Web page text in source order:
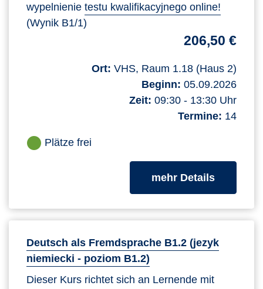
wypelnienie testu kwalifikacyjnego online!
(Wynik B1/1)
206,50 €
Ort: VHS, Raum 1.18 (Haus 2)
Beginn: 05.09.2026
Zeit: 09:30 - 13:30 Uhr
Termine: 14
Plätze frei
mehr Detailszum
Deutsch als Fremdsprache B1.2 (jezyk
niemiecki - poziom B1.2)
Dieser Kurs richtet sich an Lernende mit